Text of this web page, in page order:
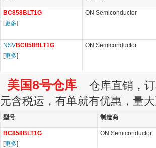
BC858BLT1G
[更多]
ON Semiconductor
NSVBC858BLT1G
[更多]
ON Semiconductor
美国8号仓库 仓库直销，订
元含税运，有单就有优惠，量
型号 制造商
BC858BLT1G
[更多]
ON Semiconductor